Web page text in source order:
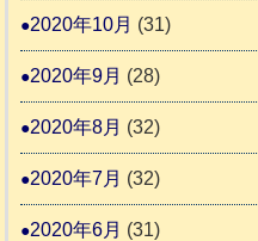
2020年10月 (31)
2020年9月 (28)
2020年8月 (32)
2020年7月 (32)
2020年6月 (31)